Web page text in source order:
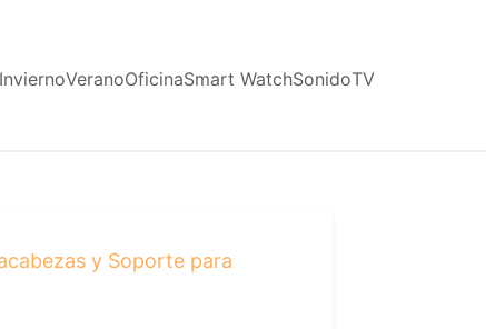
InviernoVeranoOficinaSmart WatchSonidoTV
y Soporte para